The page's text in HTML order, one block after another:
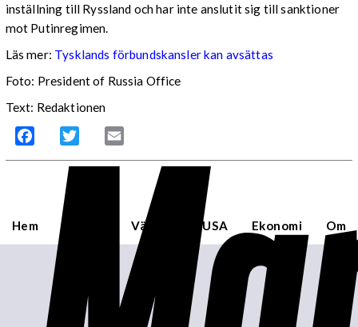
inställning till Ryssland och har inte anslutit sig till sanktioner
mot Putinregimen.
Läs mer: Tysklands förbundskansler kan avsättas
Foto: President of Russia Office
Text: Redaktionen
Facebook Twitter
Hem Världen USA Ekonomi Om